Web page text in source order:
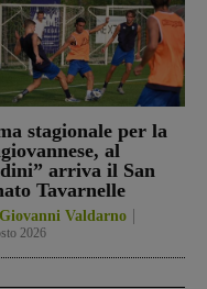
stagionale per la
al
arriva il San
Tavarnelle
Valdarno
2026